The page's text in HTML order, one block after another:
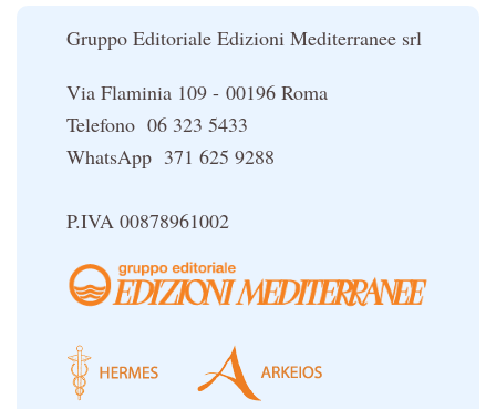
Opere di Julius Evola
Simbolica Massonica
Un libro per Sempre
Gruppo Editoriale Edizioni Mediterranee srl
Via Flaminia 109 - 00196 Roma
Telefono 06 323 5433
WhatsApp 371 625 9288
P.IVA 00878961002